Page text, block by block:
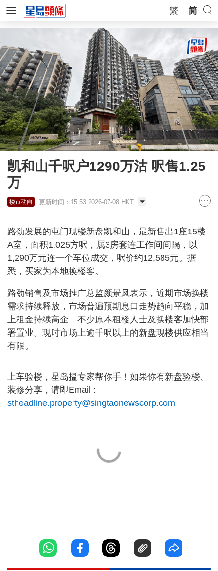
繁 简
凯和山千呎户1290万沽 呎售1.25
万
楼市动向 更新时间：15:53 2026-07-08 HKT
路劲发展的屯门现楼新盘凯和山，最新售出1座15楼
A室，面积1,025方呎，属3房套连工作间间隔，以
1,290万元连一个车位成交，呎价约12,585元。据
悉，买家为本地换楼客。
路劲销售及市场推广总监颜景凤表示，近期市场换楼
需求持续释放，市场普遍预期息口走势趋向平稳，加
上租金持续高企，不少原本租楼人士及换楼客加快部
署置业。现时市场上逾千呎以上的新盘现楼供应相当
有限。
上车验楼，星岛揾专家帮你手！如果你有新盘验楼、
装修分享，请即Email：
stheadline.property@singtaonewscorp.com